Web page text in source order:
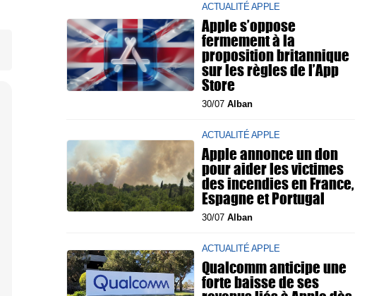
ACTUALITÉ APPLE
Apple s’oppose
fermement à la
proposition britannique
sur les règles de l’App
Store
30/07 Alban
ACTUALITÉ APPLE
Apple annonce un don
pour aider les victimes
des incendies en France,
Espagne et Portugal
30/07 Alban
ACTUALITÉ APPLE
Qualcomm anticipe une
forte baisse de ses